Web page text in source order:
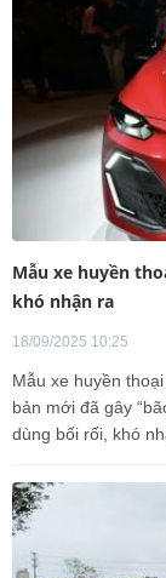
Mẫu xe huyền
khó nhận ra
18/09/2025 10:25
Mẫu xe huyền
bản mới đã gây
dùng bối rối, khó